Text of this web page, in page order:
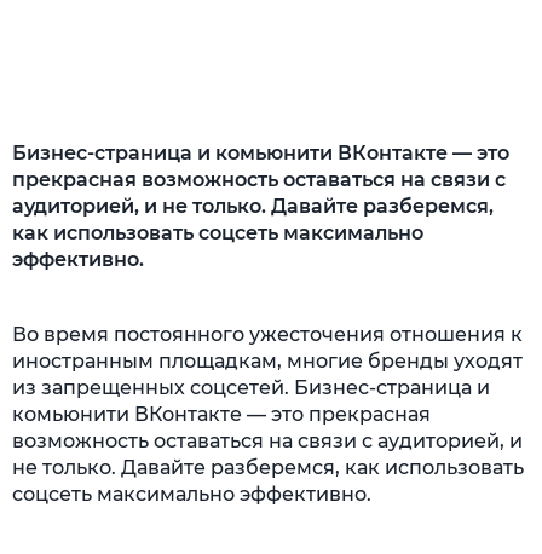
Бизнес-страница и комьюнити ВКонтакте — это
прекрасная возможность оставаться на связи с
аудиторией, и не только. Давайте разберемся,
как использовать соцсеть максимально
эффективно.
Во время постоянного ужесточения отношения к
иностранным площадкам, многие бренды уходят
из запрещенных соцсетей. Бизнес-страница и
комьюнити ВКонтакте — это прекрасная
возможность оставаться на связи с аудиторией, и
не только. Давайте разберемся, как использовать
соцсеть максимально эффективно.